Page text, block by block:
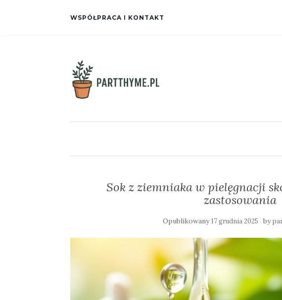
WSPÓŁPRACA I KONTAKT
Sok z ziemniaka w pielęgnacji
zastosowania
Opublikowany17 grudnia 2025 by